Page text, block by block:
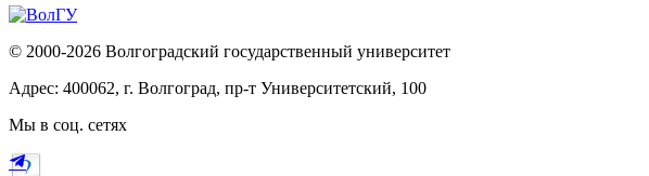
© 2000-2026 Волгоградский государственный университет
Адрес: 400062, г. Волгоград, пр-т Университетский, 100
Мы в соц. сетях